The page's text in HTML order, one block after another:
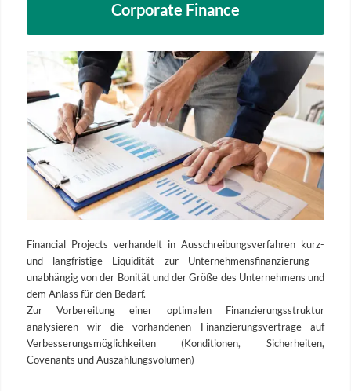
Corporate Finance
Financial Projects verhandelt in Ausschreibungsverfahren kurz-
und langfristige Liquidität zur Unternehmensfinanzierung –
unabhängig von der Bonität und der Größe des Unternehmens und
dem Anlass für den Bedarf.
Zur Vorbereitung einer optimalen Finanzierungsstruktur
analysieren wir die vorhandenen Finanzierungsverträge auf
Verbesserungsmöglichkeiten (Konditionen, Sicherheiten,
Covenants und Auszahlungsvolumen)